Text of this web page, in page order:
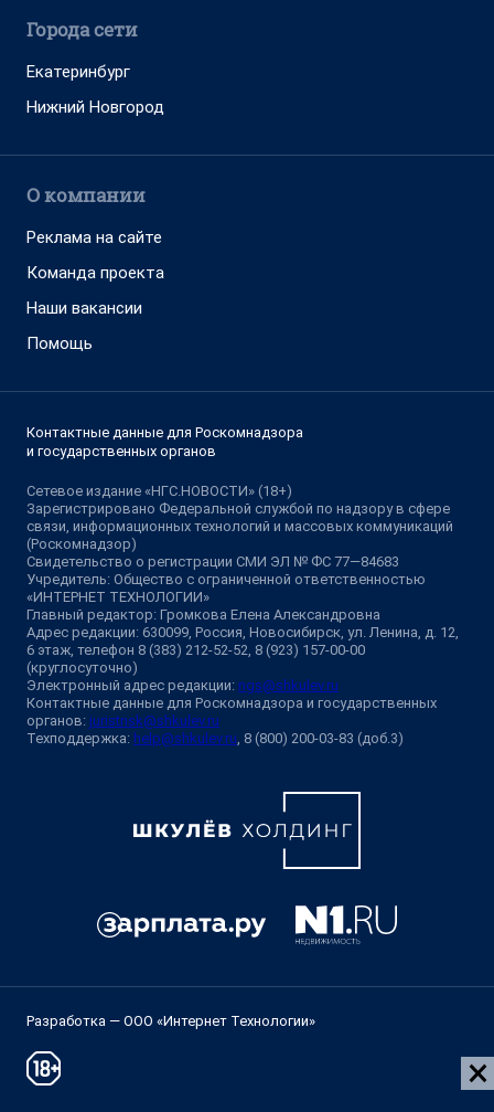
Города сети
Екатеринбург
Нижний Новгород
О компании
Реклама на сайте
Команда проекта
Наши вакансии
Помощь
Контактные данные для Роскомнадзора
и государственных органов
Сетевое издание «НГС.НОВОСТИ» (18+)
Зарегистрировано Федеральной службой по надзору в сфере
связи, информационных технологий и массовых коммуникаций
(Роскомнадзор)
Свидетельство о регистрации СМИ ЭЛ № ФС 77—84683
Учредитель: Общество с ограниченной ответственностью
«ИНТЕРНЕТ ТЕХНОЛОГИИ»
Главный редактор: Громкова Елена Александровна
Адрес редакции: 630099, Россия, Новосибирск, ул. Ленина, д. 12,
6 этаж, телефон 8 (383) 212-52-52, 8 (923) 157-00-00
(круглосуточно)
Электронный адрес редакции: ngs@shkulev.ru
Контактные данные для Роскомнадзора и государственных
органов: juristnsk@shkulev.ru
Техподдержка: help@shkulev.ru , 8 (800) 200-03-83 (доб.3)
Разработка — ООО «Интернет Технологии»